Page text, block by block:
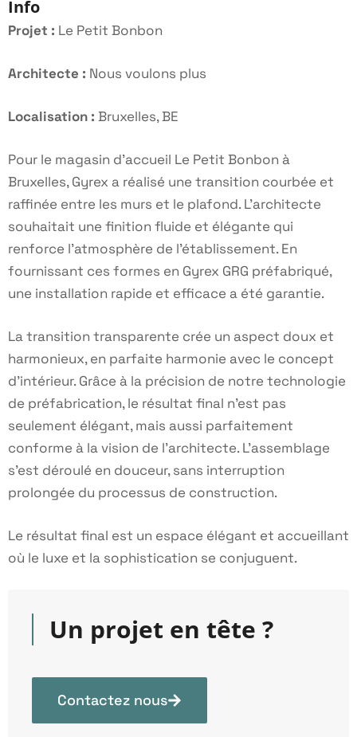
Info
Projet : Le Petit Bonbon
Architecte : Nous voulons plus
Localisation : Bruxelles, BE
Pour le magasin d'accueil Le Petit Bonbon à
Bruxelles, Gyrex a réalisé une transition courbée et
raffinée entre les murs et le plafond. L'architecte
souhaitait une finition fluide et élégante qui
renforce l'atmosphère de l'établissement. En
fournissant ces formes en Gyrex GRG préfabriqué,
une installation rapide et efficace a été garantie.
La transition transparente crée un aspect doux et
harmonieux, en parfaite harmonie avec le concept
d'intérieur. Grâce à la précision de notre technologie
de préfabrication, le résultat final n'est pas
seulement élégant, mais aussi parfaitement
conforme à la vision de l'architecte. L'assemblage
s'est déroulé en douceur, sans interruption
prolongée du processus de construction.
Le résultat final est un espace élégant et accueillant
où le luxe et la sophistication se conjuguent.
Un projet en tête ?
Contactez nous